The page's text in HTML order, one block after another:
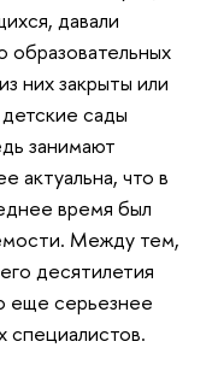
давали
образовательных
них закрыты или
сады
занимают
актуальна, что в
время был
Между тем,
десятилетия
еще серьезнее
специалистов.